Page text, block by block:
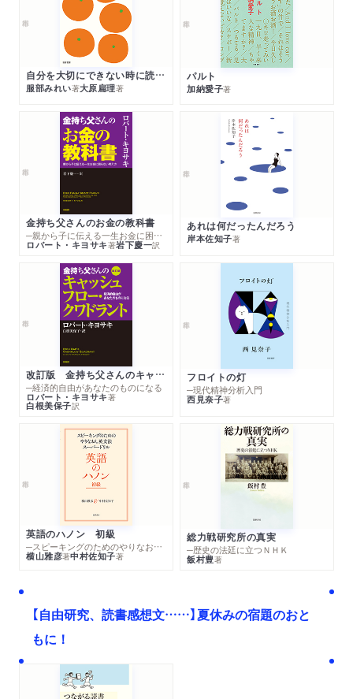
自分を大切にできない時に読む本
服部みれい著大原扁理著
パルト
加納愛子著
金持ち父さんのお金の教科書
─親から子に伝える一生お金に困らない考え方
ロバート・キヨサキ著岩下慶一訳
あれは何だったんだろう
岸本佐知子著
改訂版 金持ち父さんのキャッシュフロー・クワドラント
─経済的自由があなたのものになる
ロバート・キヨサキ著
白根美保子訳
フロイトの灯
─現代精神分析入門
西見奈子著
英語のハノン 初級
─スピーキングのためのやりなおし英文法スーパードリル
横山雅彦著中村佐知子著
総力戦研究所の真実
─歴史の法廷に立つＮＨＫ
飯村豊著
【自由研究、読書感想文……】夏休みの宿題のおと
もに！